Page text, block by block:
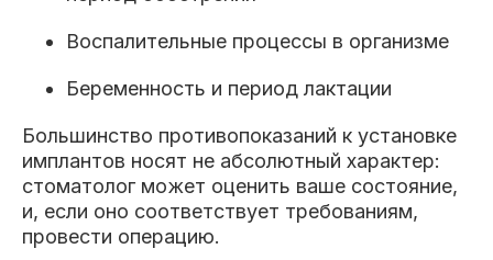
Воспалительные процессы в организме
Беременность и период лактации
Большинство противопоказаний к установке
имплантов носят не абсолютный характер:
стоматолог может оценить ваше состояние,
и, если оно соответствует требованиям,
провести операцию.